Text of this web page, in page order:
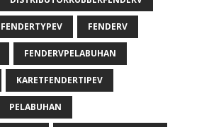
FENDERTYPEV FENDERV
FENDERVPELABUHAN
KARETFENDERTIPEV
PELABUHAN